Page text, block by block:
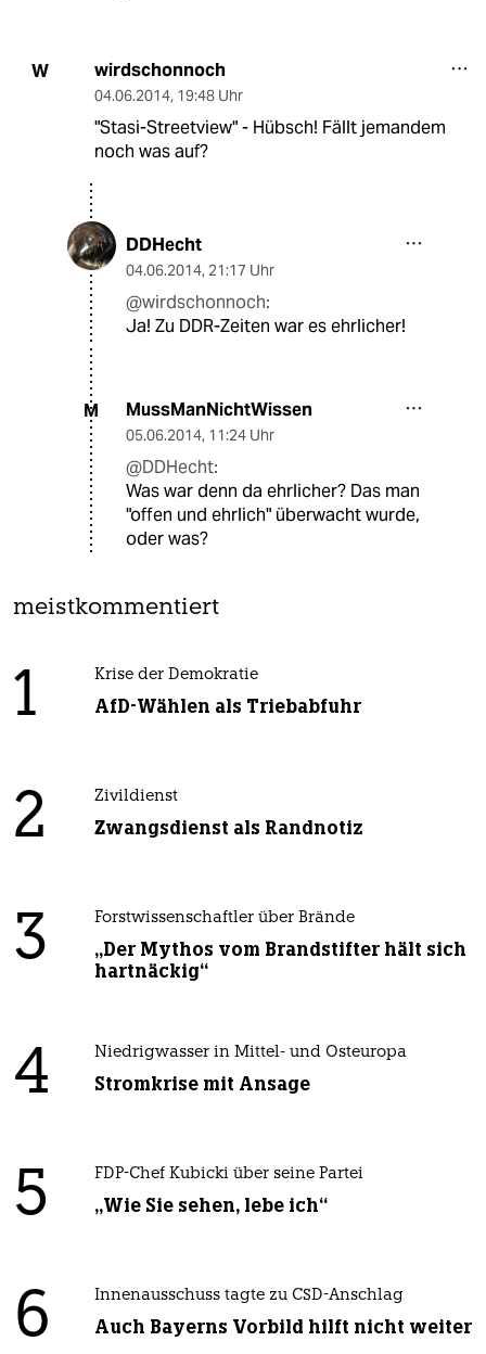
W wirdschonnoch
04.06.2014, 19:48 Uhr
"Stasi-Streetview" - Hübsch! Fällt jemandem
noch was auf?
DDHecht
04.06.2014, 21:17 Uhr
@wirdschonnoch:
Ja! Zu DDR-Zeiten war es ehrlicher!
M MussManNichtWissen
05.06.2014, 11:24 Uhr
@DDHecht:
Was war denn da ehrlicher? Das man
"offen und ehrlich" überwacht wurde,
oder was?
meistkommentiert
1 Krise der Demokratie
AfD-Wählen als Triebabfuhr
2 Zivildienst
Zwangsdienst als Randnotiz
3 Forstwissenschaftler über Brände
„Der Mythos vom Brandstifter hält sich
hartnäckig“
4 Niedrigwasser in Mittel- und Osteuropa
Stromkrise mit Ansage
5 FDP-Chef Kubicki über seine Partei
„Wie Sie sehen, lebe ich“
6 Innenausschuss tagte zu CSD-Anschlag
Auch Bayerns Vorbild hilft nicht weiter